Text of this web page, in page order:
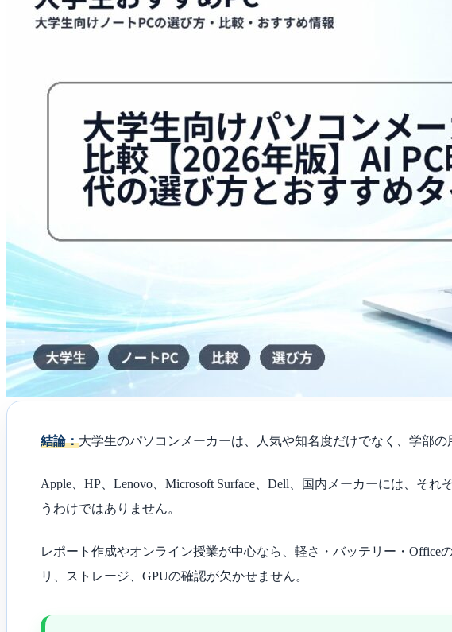
コ
ン
比
選
方
す
す
め
タ
イ
プ
結論：大学生のパソコンメーカーは、人気や知名度だけでなく、学部
Apple、HP、Lenovo、Microsoft Surface、Dell、国内メーカーには、そ
うわけではありません。
レポート作成やオンライン授業が中心なら、軽さ・バッテリー・
リ、ストレージ、GPUの確認が欠かせません。